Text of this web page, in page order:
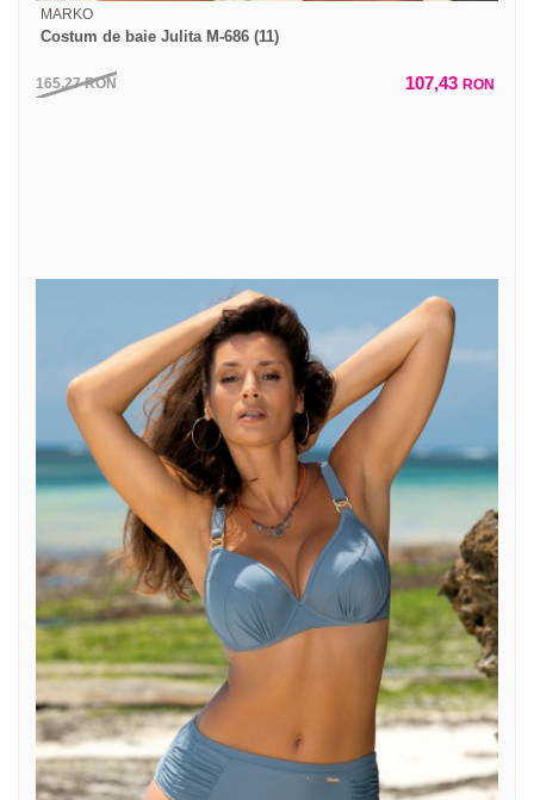
MARKO
Costum de baie Julita M-686 (11)
165,27RON 107,43 RON